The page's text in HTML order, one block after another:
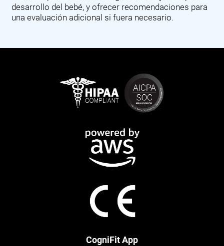
desarrollo del bebé, y ofrecer recomendaciones para
una evaluación adicional si fuera necesario.
CogniFit App